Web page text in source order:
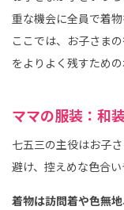
重な機会に全員で着
ここでは、お子さま
をよりよく残すため
ママの服装：和
七五三の主役はお子
避け、控えめな色合い
着物は訪問着や色無